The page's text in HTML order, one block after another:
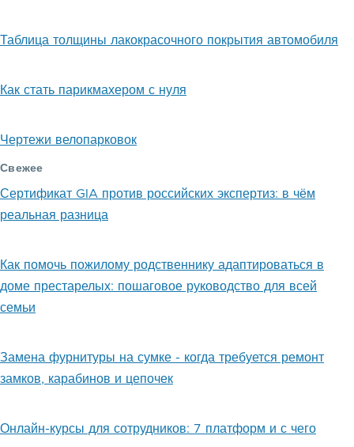
Таблица толщины лакокрасочного покрытия автомобиля
Как стать парикмахером с нуля
Чертежи велопарковок
Свежее
Сертификат GIA против российских экспертиз: в чём
реальная разница
Как помочь пожилому родственнику адаптироваться в
доме престарелых: пошаговое руководство для всей
семьи
Замена фурнитуры на сумке - когда требуется ремонт
замков, карабинов и цепочек
Онлайн-курсы для сотрудников: 7 платформ и с чего